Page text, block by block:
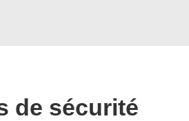
de sécurité